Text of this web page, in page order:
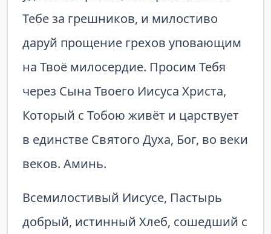
Тебе за грешников, и милостиво
даруй прощение грехов уповающим
на Твоё милосердие. Просим Тебя
через Сына Твоего Иисуса Христа,
Который с Тобою живёт и царствует
в единстве Святого Духа, Бог, во веки
веков. Аминь.
Всемилостивый Иисусе, Пастырь
добрый, истинный Хлеб, сошедший с